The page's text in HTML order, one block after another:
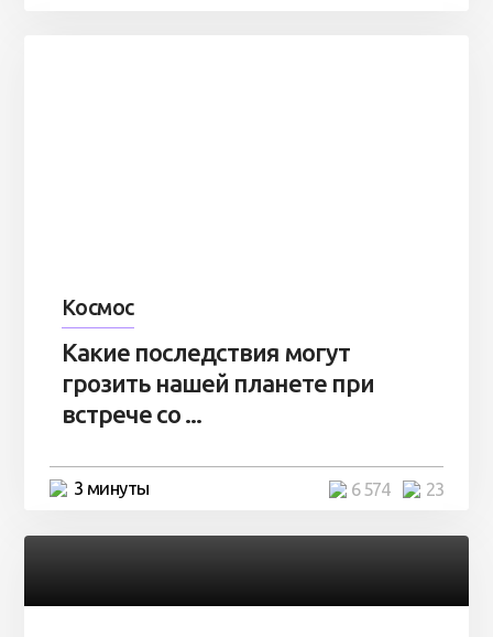
Космос
Какие последствия могут
грозить нашей планете при
встрече со ...
3 минуты 23
6 574